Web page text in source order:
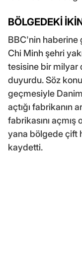
BÖLGEDEKİ
BBC'nin haberine
Chi Minh şehri
tesisine bir milyar
duyurdu. Söz
geçmesiyle
açtığı fabrikanın
fabrikasını açmış
yana bölgede çift
kaydetti.